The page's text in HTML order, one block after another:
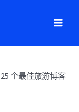
25 个最佳旅游博客